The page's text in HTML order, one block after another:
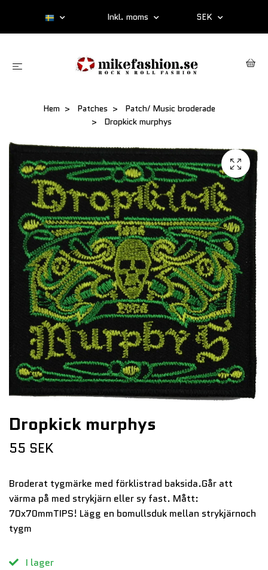
Inkl. moms SEK
Hem Patches
Patch/ Music broderade
Dropkick murphys
Dropkick murphys
55 SEK
Broderat tygmärke med förklistrad baksida.Går att
värma på med strykjärn eller sy fast. Mått:
70x70mmTIPS! Lägg en bomullsduk mellan strykjärnoch
tygm
I lager